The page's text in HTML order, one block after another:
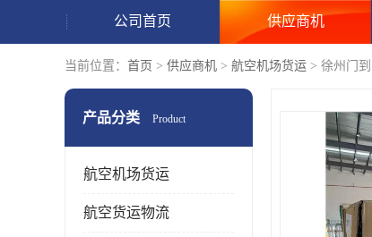
公司首页 供应商机
当前位置： 首页 > 供应商机 > 航空机场货运 > 徐州门
产品分类 Product
航空机场货运
航空货运物流